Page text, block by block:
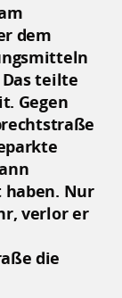
dem
teilte
Gegen
Nur
verlor er
die